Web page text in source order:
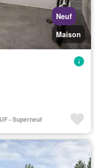
Neuf
Maison
- Superneuf